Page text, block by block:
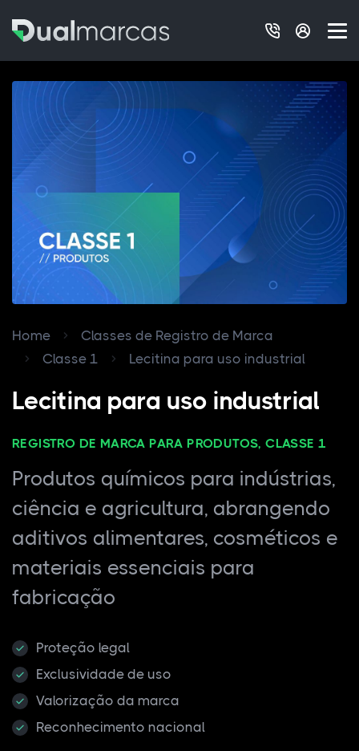
Home
Classes de Registro de Marca
Classe 1
Lecitina para uso industrial
Lecitina para uso industrial
REGISTRO DE MARCA PARA PRODUTOS, CLASSE 1
Produtos químicos para indústrias,
ciência e agricultura, abrangendo
aditivos alimentares, cosméticos e
materiais essenciais para
fabricação
Proteção legal
Exclusividade de uso
Valorização da marca
Reconhecimento nacional